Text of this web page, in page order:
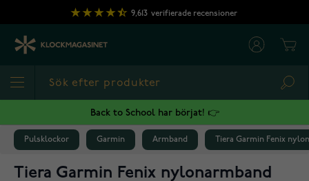
Hoppa till innehållet
9,613 verifierade recensioner
Back to School har börjat! 👉
Pulsklockor Garmin Armband Tiera Garmin Fenix
Tiera Garmin Fenix nylonarmband